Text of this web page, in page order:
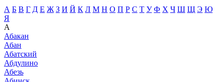
А Б В Г Д Е Ж З И Й К Л М Н О П Р С Т У Ф Х Ч Ш Щ Э Ю
Я
А
Абакан
Абан
Абатский
Абдулино
Абезь